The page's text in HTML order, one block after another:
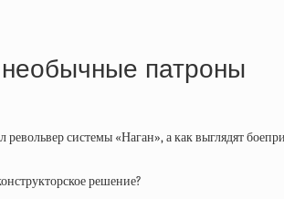
патроны
системы «Наган», а как выглядят
решение?